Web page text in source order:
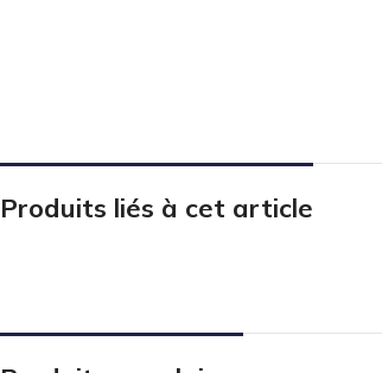
Produits liés à cet article